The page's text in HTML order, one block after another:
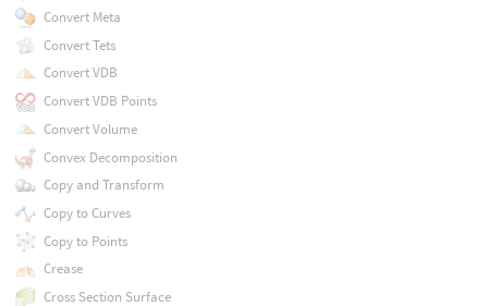
Convert Meta
Convert Tets
Convert VDB
Convert VDB Points
Convert Volume
Convex Decomposition
Copy and Transform
Copy to Curves
Copy to Points
Crease
Cross Section Surface